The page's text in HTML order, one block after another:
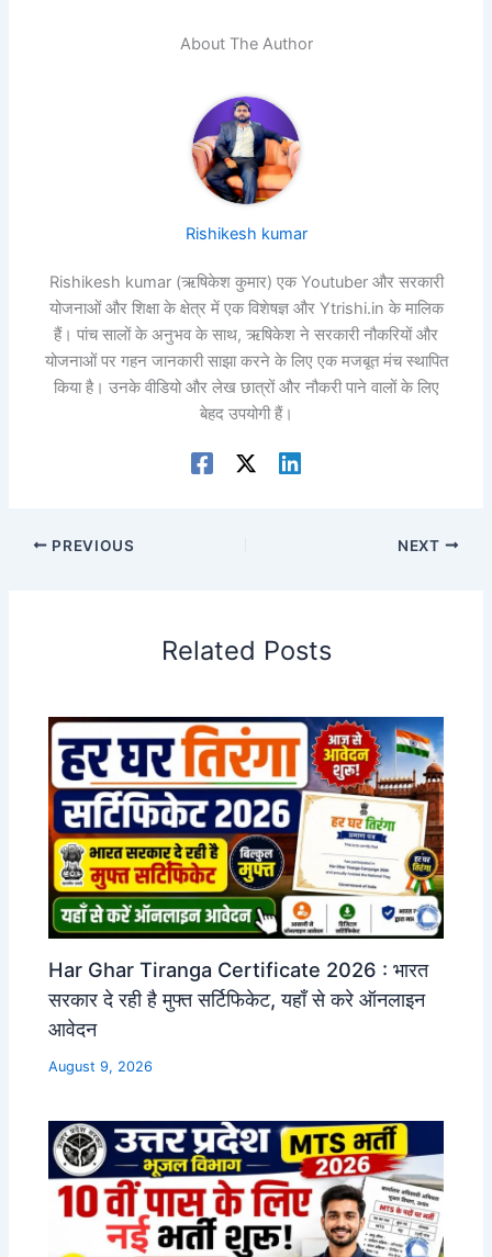
About The Author
Rishikesh kumar
Rishikesh kumar (ऋषिकेश कुमार) एक Youtuber और सरकारी
योजनाओं और शिक्षा के क्षेत्र में एक विशेषज्ञ और Ytrishi.in के मालिक
हैं। पांच सालों के अनुभव के साथ, ऋषिकेश ने सरकारी नौकरियों और
योजनाओं पर गहन जानकारी साझा करने के लिए एक मजबूत मंच स्थापित
किया है। उनके वीडियो और लेख छात्रों और नौकरी पाने वालों के लिए
बेहद उपयोगी हैं।
PREVIOUS NEXT
Related Posts
Har Ghar Tiranga Certificate 2026 : भारत
सरकार दे रही है मुफ्त सर्टिफिकेट, यहाँ से करे ऑनलाइन
आवेदन
August 9, 2026